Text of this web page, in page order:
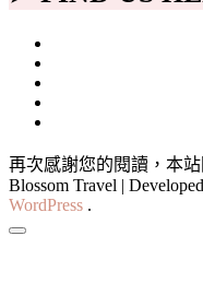
再次感謝您的閱讀，本
Blossom Travel |
WordPress .